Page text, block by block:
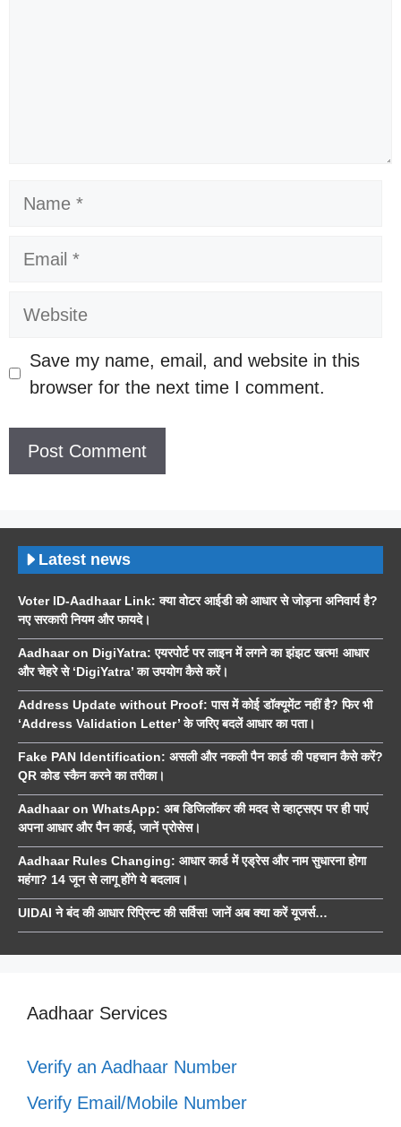
Name
Email
Website
Save my name, email, and website in this
browser for the next time I comment.
Latest news
Voter ID-Aadhaar Link: क्या वोटर आईडी को आधार से जोड़ना अनिवार्य है?
नए सरकारी नियम और फायदे।
Aadhaar on DigiYatra: एयरपोर्ट पर लाइन में लगने का झंझट खत्म! आधार
और चेहरे से ‘DigiYatra’ का उपयोग कैसे करें।
Address Update without Proof: पास में कोई डॉक्यूमेंट नहीं है? फिर भी
‘Address Validation Letter’ के जरिए बदलें आधार का पता।
Fake PAN Identification: असली और नकली पैन कार्ड की पहचान कैसे करें?
QR कोड स्कैन करने का तरीका।
Aadhaar on WhatsApp: अब डिजिलॉकर की मदद से व्हाट्सएप पर ही पाएं
अपना आधार और पैन कार्ड, जानें प्रोसेस।
Aadhaar Rules Changing: आधार कार्ड में एड्रेस और नाम सुधारना होगा
महंगा? 14 जून से लागू होंगे ये बदलाव।
UIDAI ने बंद की आधार रिप्रिन्ट की सर्विस! जानें अब क्या करें यूजर्स…
Aadhaar Services
Verify an Aadhaar Number
Verify Email/Mobile Number